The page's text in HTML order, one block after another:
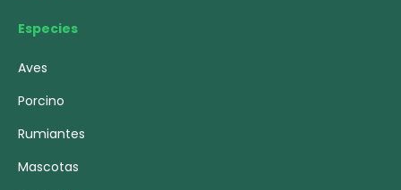
Especies
Aves
Porcino
Rumiantes
Mascotas